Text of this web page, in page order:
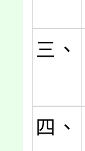
三、
四、